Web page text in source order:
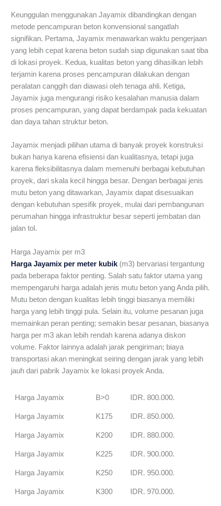
Keunggulan menggunakan Jayamix dibandingkan dengan
metode pencampuran beton konvensional sangatlah
signifikan. Pertama, Jayamix menawarkan waktu pengerjaan
yang lebih cepat karena beton sudah siap digunakan saat tiba
di lokasi proyek. Kedua, kualitas beton yang dihasilkan lebih
terjamin karena proses pencampuran dilakukan dengan
peralatan canggih dan diawasi oleh tenaga ahli. Ketiga,
Jayamix juga mengurangi risiko kesalahan manusia dalam
proses pencampuran, yang dapat berdampak pada kekuatan
dan daya tahan struktur beton.
Jayamix menjadi pilihan utama di banyak proyek konstruksi
bukan hanya karena efisiensi dan kualitasnya, tetapi juga
karena fleksibilitasnya dalam memenuhi berbagai kebutuhan
proyek, dari skala kecil hingga besar. Dengan berbagai jenis
mutu beton yang ditawarkan, Jayamix dapat disesuaikan
dengan kebutuhan spesifik proyek, mulai dari pembangunan
perumahan hingga infrastruktur besar seperti jembatan dan
jalan tol.
Harga Jayamix per m3
Harga Jayamix per meter kubik (m3) bervariasi tergantung
pada beberapa faktor penting. Salah satu faktor utama yang
mempengaruhi harga adalah jenis mutu beton yang Anda pilih.
Mutu beton dengan kualitas lebih tinggi biasanya memiliki
harga yang lebih tinggi pula. Selain itu, volume pesanan juga
memainkan peran penting; semakin besar pesanan, biasanya
harga per m3 akan lebih rendah karena adanya diskon
volume. Faktor lainnya adalah jarak pengiriman; biaya
transportasi akan meningkat seiring dengan jarak yang lebih
jauh dari pabrik Jayamix ke lokasi proyek Anda.
Harga Jayamix B>0 IDR. 800.000.
Harga Jayamix K175 IDR. 850.000.
Harga Jayamix K200 IDR. 880.000.
Harga Jayamix K225 IDR. 900.000.
Harga Jayamix K250 IDR. 950.000.
Harga Jayamix K300 IDR. 970.000.